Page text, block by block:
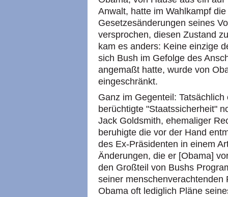
Anwalt, hatte im Wahlkampf
Gesetzesänderungen seines
versprochen, diesen Zustand
kam es anders: Keine einzige
sich Bush im Gefolge des
angemaßt hatte, wurde von
eingeschränkt.
Ganz im Gegenteil:
berüchtigte "Staatssicherheit"
Jack Goldsmith, ehemaliger
beruhigte die vor der Hand
des Ex-Präsidenten in einem
Änderungen, die er [Obama]
den Großteil von Bushs
seiner
Obama oft lediglich Pläne